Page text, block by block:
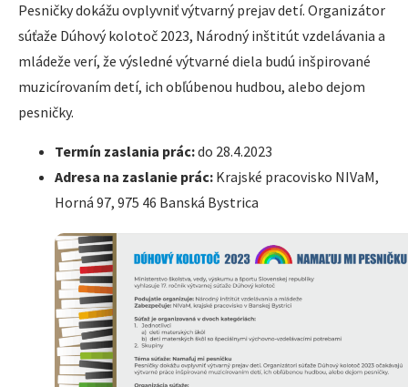
Pesničky dokážu ovplyvniť výtvarný prejav detí. Organizátor
súťaže Dúhový kolotoč 2023, Národný inštitút vzdelávania a
mládeže verí, že výsledné výtvarné diela budú inšpirované
muzicírovaním detí, ich obľúbenou hudbou, alebo dejom
pesničky.
Termín zaslania prác:do 28.4.2023
Adresa na zaslanie prác: Krajské pracovisko NIVaM,
Horná 97, 975 46 Banská Bystrica